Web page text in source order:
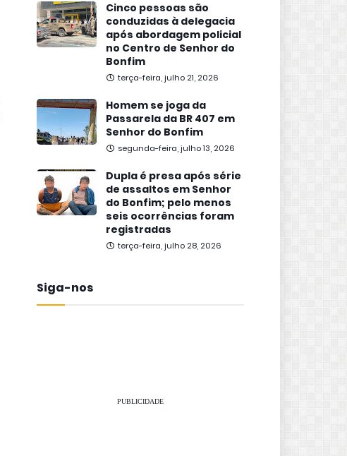
Cinco pessoas são
conduzidas à delegacia
após abordagem policial
no Centro de Senhor do
Bonfim
terça-feira, julho 21, 2026
Homem se joga da
Passarela da BR 407 em
Senhor do Bonfim
segunda-feira, julho 13, 2026
Dupla é presa após série
de assaltos em Senhor
do Bonfim; pelo menos
seis ocorrências foram
registradas
terça-feira, julho 28, 2026
Siga-nos
PUBLICIDADE